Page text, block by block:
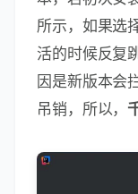
启动
激活成功后，
标，来打开
本，若初次安